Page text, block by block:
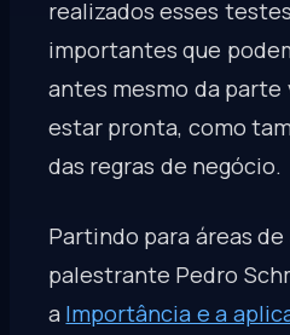
realizados esses
importantes que
antes mesmo da parte
estar pronta, como
das regras de negócio.
Partindo para áreas
palestrante Pedro
a Importância e a